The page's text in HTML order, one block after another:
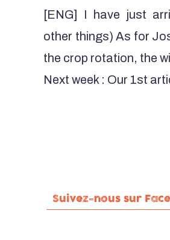
[ENG] I have just
other things) As for
the crop rotation, the
Next week : Our 1st
Suivez-nous sur